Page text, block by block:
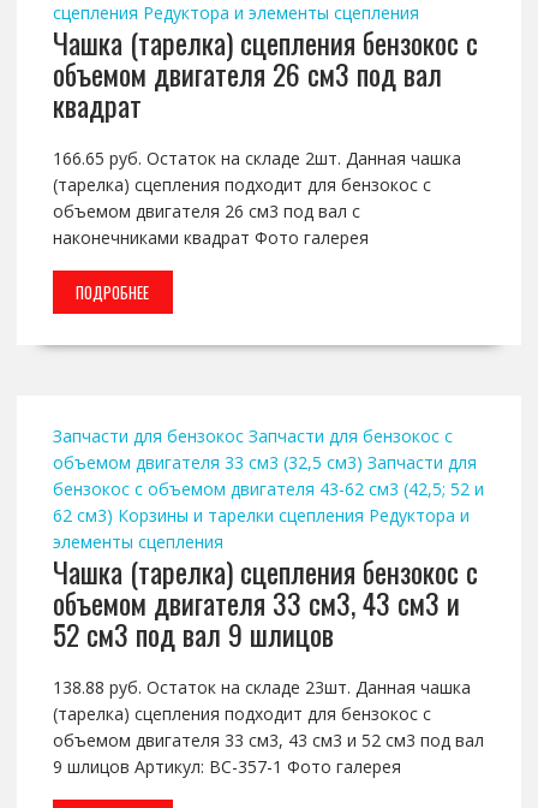
сцепления Редуктора и элементы сцепления
Чашка (тарелка) сцепления бензокос с
объемом двигателя 26 см3 под вал
квадрат
166.65 руб. Остаток на складе 2шт. Данная чашка
(тарелка) сцепления подходит для бензокос с
объемом двигателя 26 см3 под вал с
наконечниками квадрат Фото галерея
ПОДРОБНЕЕ
Запчасти для бензокос Запчасти для бензокос с
объемом двигателя 33 см3 (32,5 см3) Запчасти для
бензокос с объемом двигателя 43-62 см3 (42,5; 52 и
62 см3) Корзины и тарелки сцепления Редуктора и
элементы сцепления
Чашка (тарелка) сцепления бензокос с
объемом двигателя 33 см3, 43 см3 и
52 см3 под вал 9 шлицов
138.88 руб. Остаток на складе 23шт. Данная чашка
(тарелка) сцепления подходит для бензокос с
объемом двигателя 33 см3, 43 см3 и 52 см3 под вал
9 шлицов Артикул: BC-357-1 Фото галерея